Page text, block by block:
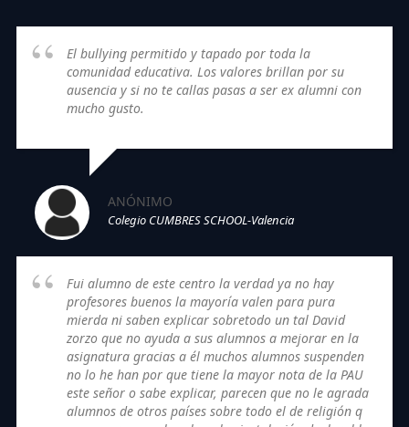
El bullying permitido y tapado por toda la
comunidad educativa. Los valores brillan por su
ausencia y si no te callas pasas a ser ex alumni con
mucho gusto.
ANÓNIMO
Colegio CUMBRES SCHOOL-Valencia
Fui alumno de este centro la verdad ya no hay
profesores buenos la mayoría valen para pura
mierda ni saben explicar sobretodo un tal David
zorzo que no ayuda a sus alumnos a mejorar en la
asignatura gracias a él muchos alumnos suspenden
no lo he han por que tiene la mayor nota de la PAU
este señor o sabe explicar, parecen que no le agrada
alumnos de otros países sobre todo el de religión q